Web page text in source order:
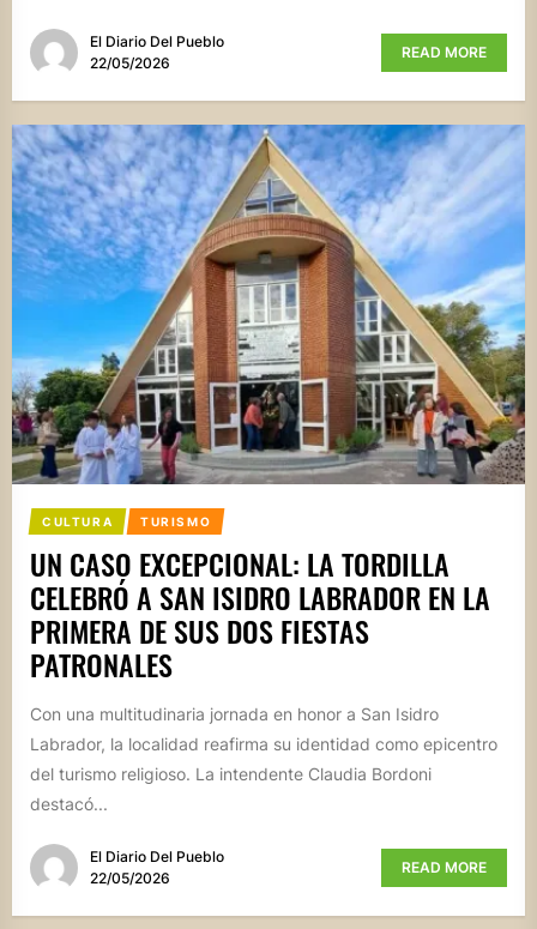
El Diario Del Pueblo
22/05/2026
READ MORE
CULTURA TURISMO
UN CASO EXCEPCIONAL: LA TORDILLA
CELEBRÓ A SAN ISIDRO LABRADOR EN LA
PRIMERA DE SUS DOS FIESTAS
PATRONALES
Con una multitudinaria jornada en honor a San Isidro
Labrador, la localidad reafirma su identidad como epicentro
del turismo religioso. La intendente Claudia Bordoni
destacó...
El Diario Del Pueblo
22/05/2026
READ MORE